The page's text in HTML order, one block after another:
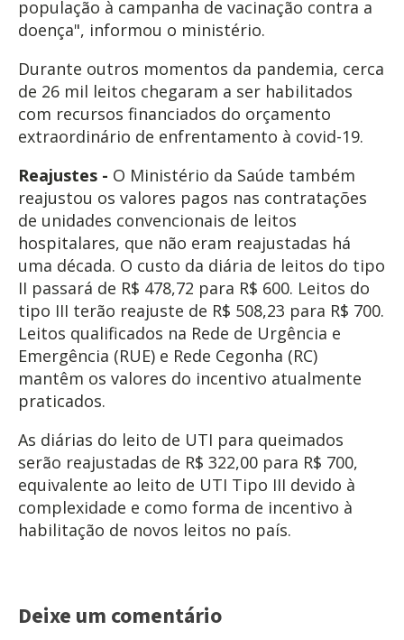
população à campanha de vacinação contra a
doença", informou o ministério.
Durante outros momentos da pandemia, cerca
de 26 mil leitos chegaram a ser habilitados
com recursos financiados do orçamento
extraordinário de enfrentamento à covid-19.
Reajustes - O Ministério da Saúde também
reajustou os valores pagos nas contratações
de unidades convencionais de leitos
hospitalares, que não eram reajustadas há
uma década. O custo da diária de leitos do tipo
II passará de R$ 478,72 para R$ 600. Leitos do
tipo III terão reajuste de R$ 508,23 para R$ 700.
Leitos qualificados na Rede de Urgência e
Emergência (RUE) e Rede Cegonha (RC)
mantêm os valores do incentivo atualmente
praticados.
As diárias do leito de UTI para queimados
serão reajustadas de R$ 322,00 para R$ 700,
equivalente ao leito de UTI Tipo III devido à
complexidade e como forma de incentivo à
habilitação de novos leitos no país.
Deixe um comentário